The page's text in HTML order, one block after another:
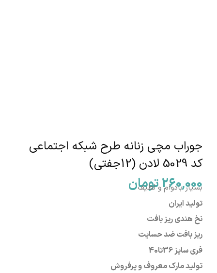
جوراب مچی زنانه طرح شبکه اجتماعی
کد 5029 لادن (12جفتی)
260,000تومان
بسیار بادوام و لطیف
تولید ایران
نخ هندی ریز بافت
ریز بافت ضد حسایت
فری سایز 36تا40
تولید مارک معروف و پرفروش